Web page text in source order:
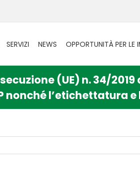
SERVIZI NEWS OPPORTUNITÀ PER LE
(UE) n. 34/
nonché l’etichettatura